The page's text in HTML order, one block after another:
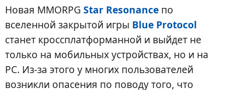
Новая MMORPG Star Resonance по
вселенной закрытой игры Blue Protocol
станет кроссплатформанной и выйдет не
только на мобильных устройствах, но и на
PC. Из-за этого у многих пользователей
возникли опасения по поводу того, что